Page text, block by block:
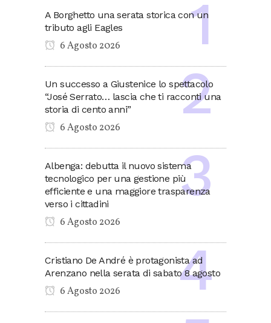
A Borghetto una serata storica con un
tributo agli Eagles
6 Agosto 2026
Un successo a Giustenice lo spettacolo
“José Serrato… lascia che ti racconti una
storia di cento anni”
6 Agosto 2026
Albenga: debutta il nuovo sistema
tecnologico per una gestione più
efficiente e una maggiore trasparenza
verso i cittadini
6 Agosto 2026
Cristiano De André è protagonista ad
Arenzano nella serata di sabato 8 agosto
6 Agosto 2026